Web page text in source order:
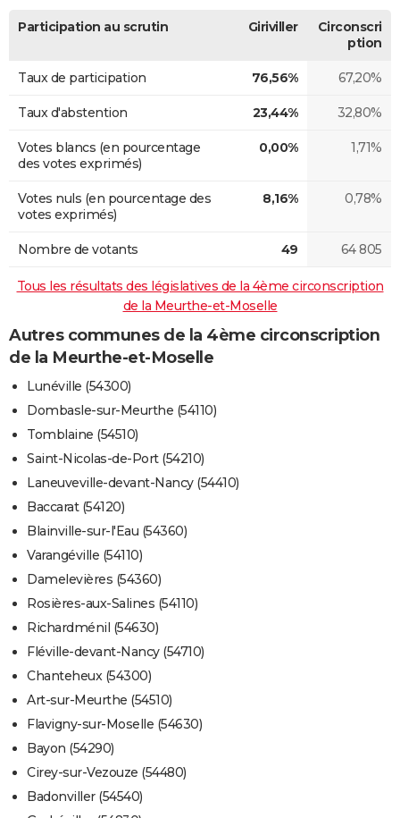
Participation au scrutin Giriviller
Circonscri
ption
Taux de participation 76,56% 67,20%
Taux d'abstention 23,44% 32,80%
Votes blancs (en pourcentage
des votes exprimés)
0,00% 1,71%
Votes nuls (en pourcentage des
votes exprimés)
8,16% 0,78%
Nombre de votants 49 64 805
Tous les résultats des législatives de la 4ème circonscription
de la Meurthe-et-Moselle
Autres communes de la 4ème circonscription
de la Meurthe-et-Moselle
Lunéville (54300)
Dombasle-sur-Meurthe (54110)
Tomblaine (54510)
Saint-Nicolas-de-Port (54210)
Laneuveville-devant-Nancy (54410)
Baccarat (54120)
Blainville-sur-l'Eau (54360)
Varangéville (54110)
Damelevières (54360)
Rosières-aux-Salines (54110)
Richardménil (54630)
Fléville-devant-Nancy (54710)
Chanteheux (54300)
Art-sur-Meurthe (54510)
Flavigny-sur-Moselle (54630)
Bayon (54290)
Cirey-sur-Vezouze (54480)
Badonviller (54540)